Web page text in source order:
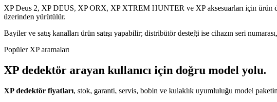
XP Deus 2, XP DEUS, XP ORX, XP XTREM HUNTER ve XP aksesuarları için ürün
üzerinden yürütülür.
Bayiler ve satış kanalları ürün satışı yapabilir; distribütör desteği ise cihazın seri
Popüler XP aramaları
XP dedektör arayan kullanıcı için doğru model yolu.
XP dedektör fiyatları, stok, garanti, servis, bobin ve kulaklık uyumluluğu model